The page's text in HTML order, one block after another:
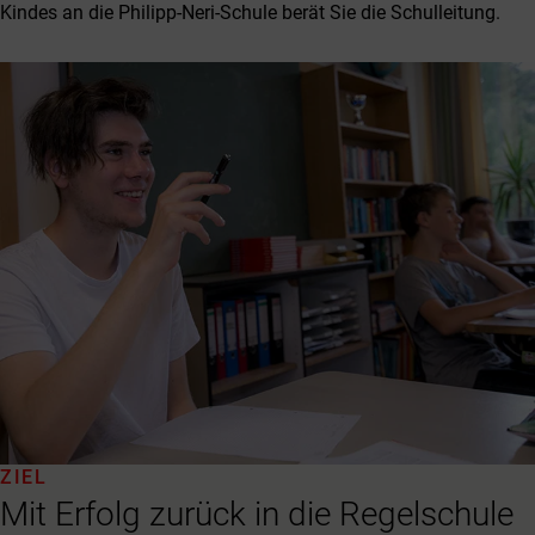
Kindes an die Philipp-Neri-Schule berät Sie die Schulleitung.
Mit Erfolg zurück in die Regelschule
ZIEL